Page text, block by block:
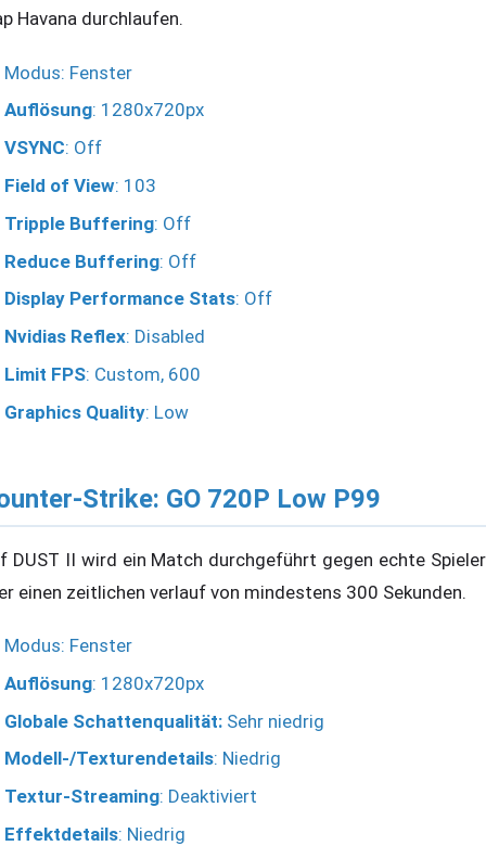
Havana durchlaufen.
Modus: Fenster
Auflösung: 1280x720px
VSYNC: Off
Field of View: 103
Tripple Buffering: Off
Reduce Buffering: Off
Display Performance Stats: Off
Nvidias Reflex: Disabled
Limit FPS: Custom, 600
Graphics Quality: Low
Strike: GO 720P Low P99
DUST II wird ein Match durchgeführt gegen echte Spieler
einen zeitlichen verlauf von mindestens 300 Sekunden.
Modus: Fenster
Auflösung: 1280x720px
Globale Schattenqualität: Sehr niedrig
Modell-/Texturendetails: Niedrig
Textur-Streaming: Deaktiviert
Effektdetails: Niedrig